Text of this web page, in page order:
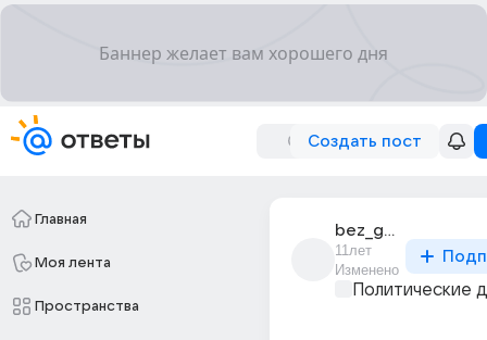
Создать пост
Главная
Моя лента
Пространства
bez_gmo_6
11лет
Изменено
Политические